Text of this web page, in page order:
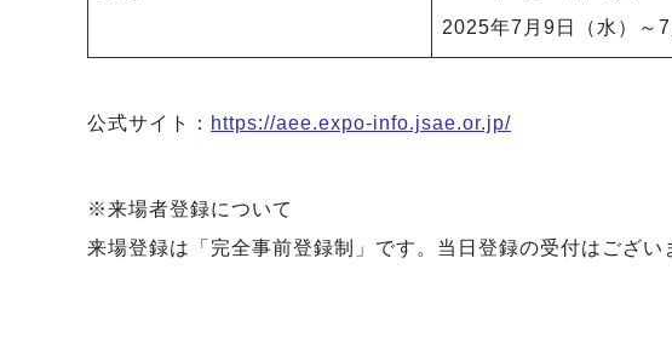
2025年7月9日（水）～
公式サイト： https://aee.expo-info.jsae.or.jp/
※来場者登録について
来場登録は「完全事前登録制」です。当日登録の受付はござ